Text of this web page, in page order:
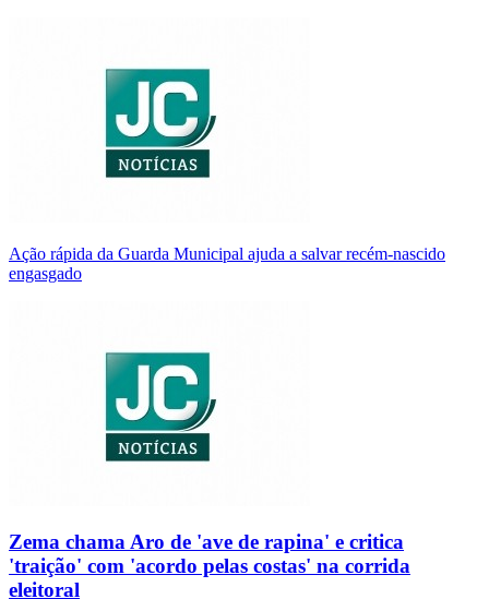
Ação rápida da Guarda Municipal ajuda a salvar recém-nascido
engasgado
Zema chama Aro de 'ave de rapina' e critica
'traição' com 'acordo pelas costas' na corrida
eleitoral